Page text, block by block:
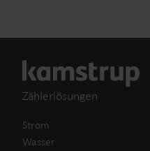
Zählerlösungen
Strom
Wasser